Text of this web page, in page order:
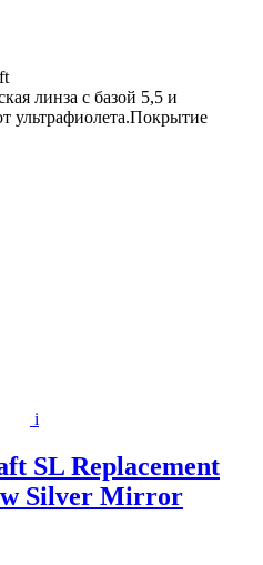
линза с базой 5,5 и
ультрафиолета.Покрытие
i
SL Replacement
Silver Mirror